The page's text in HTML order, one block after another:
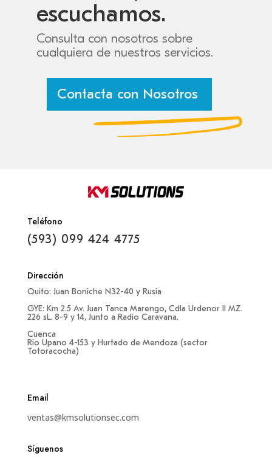
escuchamos.
Consulta con nosotros sobre
cualquiera de nuestros servicios.
Contacta con Nosotros
Teléfono
(593) 099 424 4775‬
Dirección
Quito: Juan Boniche N32-40 y Rusia
GYE: Km 2.5 Av. Juan Tanca Marengo, Cdla Urdenor II MZ.
226 sL. 8-9 y 14, Junto a Radio Caravana.
Cuenca
Rio Upano 4-153 y Hurtado de Mendoza (sector
Totoracocha)
Email
ventas@kmsolutionsec.com
Síguenos